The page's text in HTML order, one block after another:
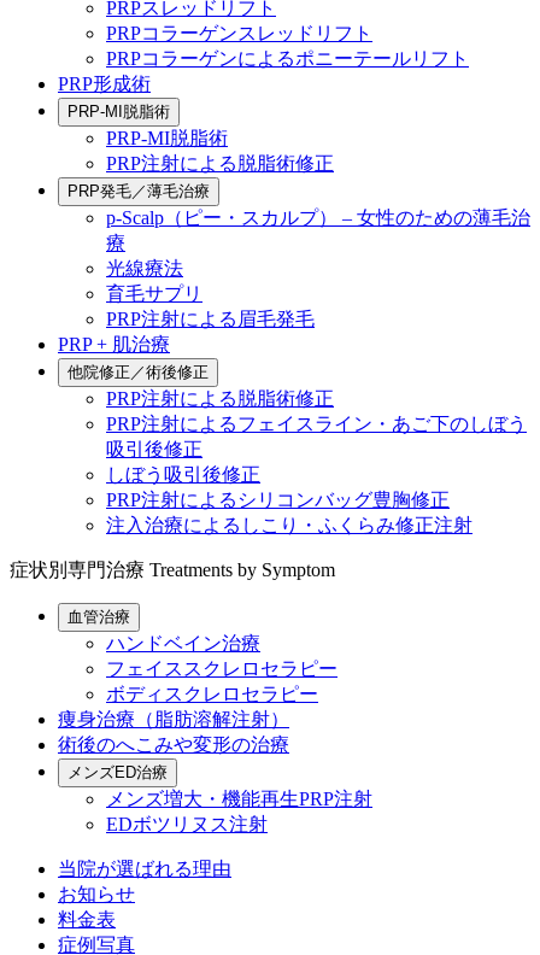
PRPスレッドリフト
PRPコラーゲンスレッドリフト
PRPコラーゲンによるポニーテールリフト
PRP形成術
PRP-MI脱脂術
PRP-MI脱脂術
PRP注射による脱脂術修正
PRP発毛／薄毛治療
p-Scalp（ピー・スカルプ） – 女性のための薄毛治
療
光線療法
育毛サプリ
PRP注射による眉毛発毛
PRP + 肌治療
他院修正／術後修正
PRP注射による脱脂術修正
PRP注射によるフェイスライン・あご下のしぼう
吸引後修正
しぼう吸引後修正
PRP注射によるシリコンバッグ豊胸修正
注入治療によるしこり・ふくらみ修正注射
症状別専門治療 Treatments by Symptom
血管治療
ハンドベイン治療
フェイススクレロセラピー
ボディスクレロセラピー
痩身治療（脂肪溶解注射）
術後のへこみや変形の治療
メンズED治療
メンズ増大・機能再生PRP注射
EDボツリヌス注射
当院が選ばれる理由
お知らせ
料金表
症例写真